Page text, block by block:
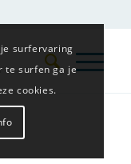
surfervaring
te surfen ga je
cookies.